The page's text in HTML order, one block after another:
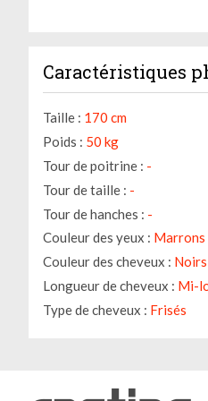
Caractéristiques
Taille : 170 cm
Poids : 50 kg
Tour de poitrine : -
Tour de taille : -
Tour de hanches : -
Couleur des yeux : Marrons
Couleur des cheveux : Noirs
Longueur de cheveux : Mi-
Type de cheveux : Frisés